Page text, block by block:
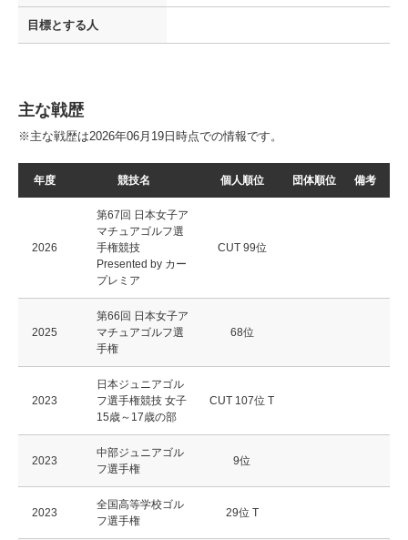
目標とする人
主な戦歴
※主な戦歴は2026年06月19日時点での情報です。
年度 競技名 個人順位 団体順位 備考
2026
第67回 日本女子ア
マチュアゴルフ選
手権競技
Presented by カー
プレミア
CUT 99位
2025
第66回 日本女子ア
マチュアゴルフ選
手権
68位
2023
日本ジュニアゴル
フ選手権競技 女子
15歳～17歳の部
CUT 107位 T
2023
中部ジュニアゴル
フ選手権
9位
2023
全国高等学校ゴル
フ選手権
29位 T